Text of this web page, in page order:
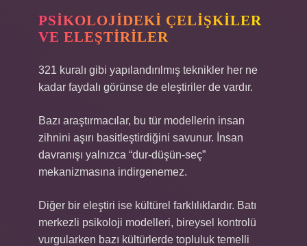
PSIKOLOJIDEKI ÇELIŞKILER
VE ELEŞTIRILER
321 kuralı gibi yapılandırılmış teknikler her ne
kadar faydalı görünse de eleştiriler de vardır.
Bazı araştırmacılar, bu tür modellerin insan
zihnini aşırı basitleştirdiğini savunur. İnsan
davranışı yalnızca “dur-düşün-seç”
mekanizmasına indirgenemez.
Diğer bir eleştiri ise kültürel farklılıklardır. Batı
merkezli psikoloji modelleri, bireysel kontrolü
vurgularken bazı kültürlerde topluluk temelli